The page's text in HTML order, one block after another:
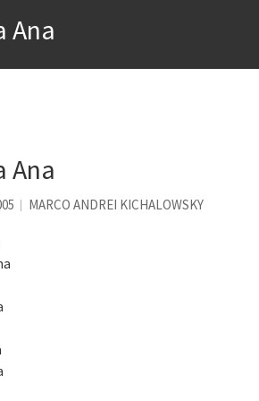
Os causos de Jorge Luis
Ana
Ana
MARCO ANDREI KICHALOWSKY